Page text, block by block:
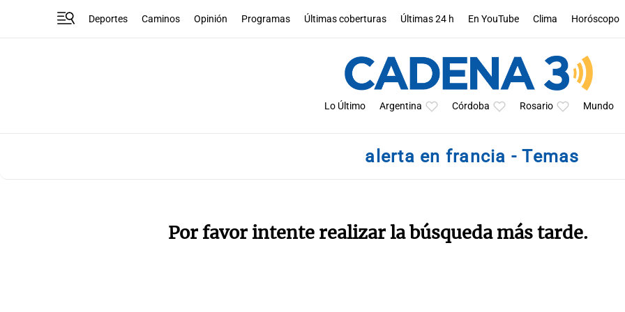
Deportes Caminos Opinión Programas Últimas coberturas Últimas 24 h En YouTube Clima Horóscopo
Lo Último Argentina Córdoba Rosario Mundo
alerta en francia - Temas
Por favor intente realizar la búsqueda más tarde.